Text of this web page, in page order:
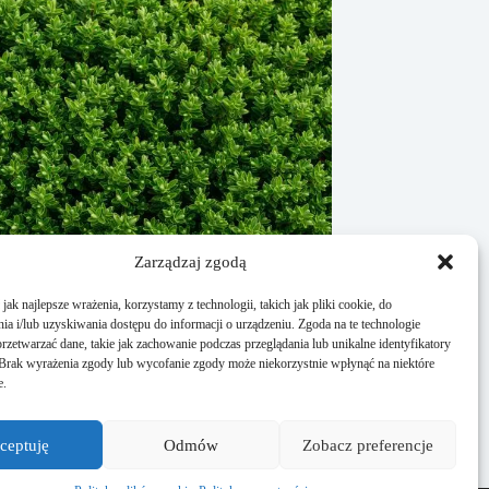
Zarządzaj zgodą
najlepsze wrażenia, korzystamy z technologii, takich jak pliki cookie, do
i/lub uzyskiwania dostępu do informacji o urządzeniu. Zgoda na te technologie
dane, takie jak zachowanie podczas przeglądania lub unikalne identyfikatory
wyrażenia zgody lub wycofanie zgody może niekorzystnie wpłynąć na niektóre
Odmów Zobacz preferencje
bukszpan? Praktyczne porady